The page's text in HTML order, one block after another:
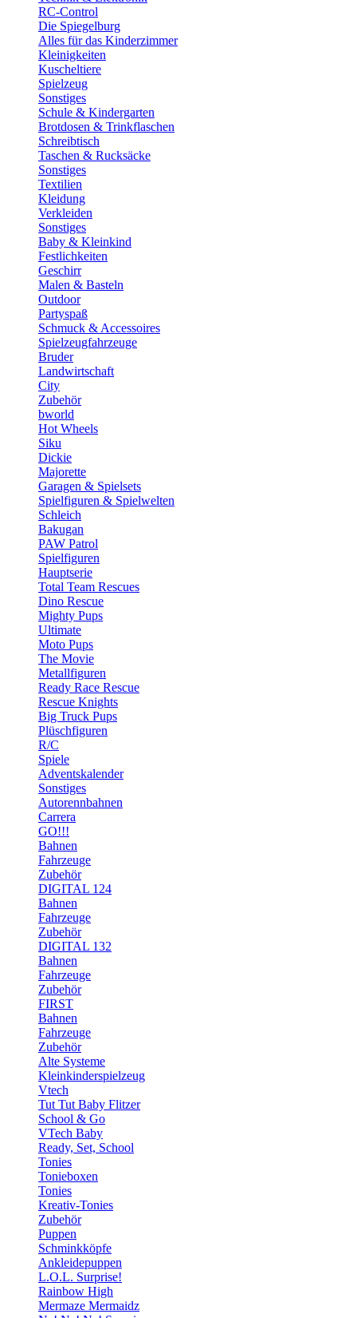
RC-Control
Die Spiegelburg
Alles für das Kinderzimmer
Kleinigkeiten
Kuscheltiere
Spielzeug
Sonstiges
Schule & Kindergarten
Brotdosen & Trinkflaschen
Schreibtisch
Taschen & Rucksäcke
Sonstiges
Textilien
Kleidung
Verkleiden
Sonstiges
Baby & Kleinkind
Festlichkeiten
Geschirr
Malen & Basteln
Outdoor
Partyspaß
Schmuck & Accessoires
Spielzeugfahrzeuge
Bruder
Landwirtschaft
City
Zubehör
bworld
Hot Wheels
Siku
Dickie
Majorette
Garagen & Spielsets
Spielfiguren & Spielwelten
Schleich
Bakugan
PAW Patrol
Spielfiguren
Hauptserie
Total Team Rescues
Dino Rescue
Mighty Pups
Ultimate
Moto Pups
The Movie
Metallfiguren
Ready Race Rescue
Rescue Knights
Big Truck Pups
Plüschfiguren
R/C
Spiele
Adventskalender
Sonstiges
Autorennbahnen
Carrera
GO!!!
Bahnen
Fahrzeuge
Zubehör
DIGITAL 124
Bahnen
Fahrzeuge
Zubehör
DIGITAL 132
Bahnen
Fahrzeuge
Zubehör
FIRST
Bahnen
Fahrzeuge
Zubehör
Alte Systeme
Kleinkinderspielzeug
Vtech
Tut Tut Baby Flitzer
School & Go
VTech Baby
Ready, Set, School
Tonies
Tonieboxen
Tonies
Kreativ-Tonies
Zubehör
Puppen
Schminkköpfe
Ankleidepuppen
L.O.L. Surprise!
Rainbow High
Mermaze Mermaidz